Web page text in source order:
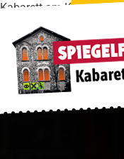
Kabarett am Klavier